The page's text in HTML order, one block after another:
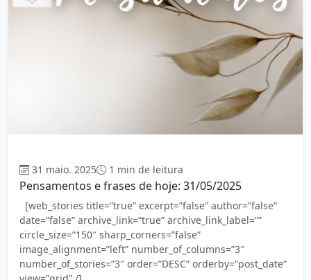
31 maio. 2025 1 min de leitura
Pensamentos e frases de hoje: 31/05/2025
[web_stories title=”true” excerpt=”false” author=”false”
date=”false” archive_link=”true” archive_link_label=””
circle_size=”150″ sharp_corners=”false”
image_alignment=”left” number_of_columns=”3″
number_of_stories=”3″ order=”DESC” orderby=”post_date”